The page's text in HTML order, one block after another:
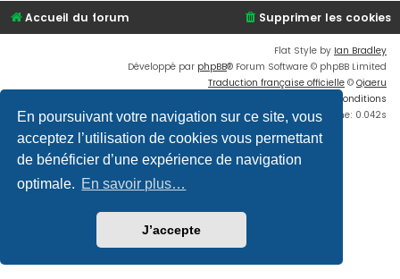
En poursuivant votre navigation sur ce site, vous
acceptez l’utilisation de cookies vous permettant
de bénéficier d’une expérience de navigation
optimale. En savoir plus…
J’accepte
Accueil du forum Supprimer les cookies
Flat Style by Ian Bradley
Développé par phpBB® Forum Software © phpBB Limited
Traduction française officielle © Qiaeru
Conditions
Time: 0.042s